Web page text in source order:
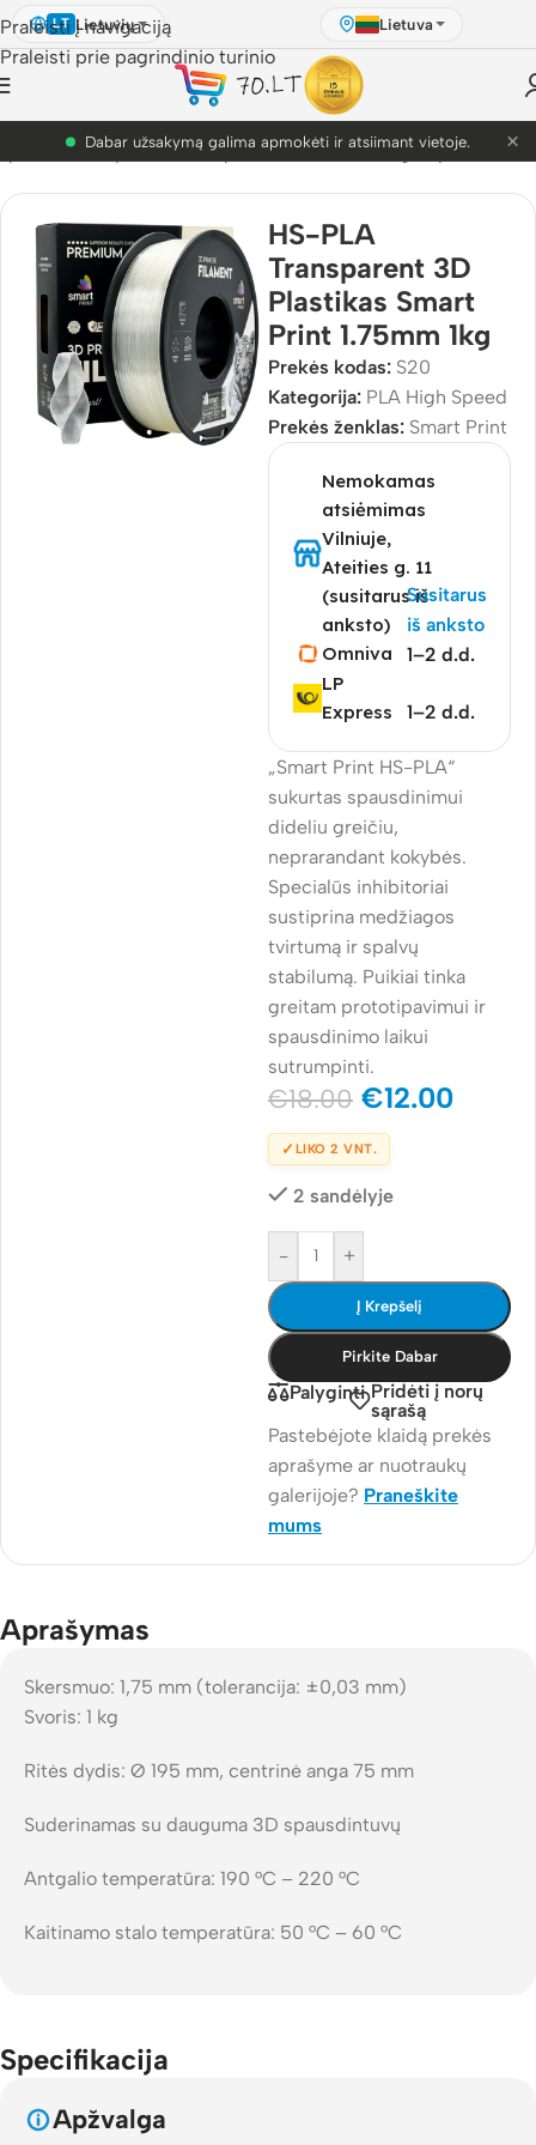
Praleisti į navigaciją
Praleisti prie pagrindinio turinio
LT Lietuvių Lietuva
PETG akcija! Dabar nuo 9.99€. ×
plastikai/3D plastikai/PLA/ PLA High Speed
HS-PLA
Transparent 3D
Plastikas Smart
Print 1.75mm 1kg
Prekės kodas: S20
Kategorija: PLA High Speed
Prekės ženklas: Smart Print
Nemokamas
atsiėmimas
Vilniuje,
Ateities g. 11
(susitarus iš
anksto)
Susitarus
iš anksto
Omniva
1–2 d.d.
LP
Express
1–2 d.d.
„Smart Print HS-PLA“
sukurtas spausdinimui
dideliu greičiu,
neprarandant kokybės.
Specialūs inhibitoriai
sustiprina medžiagos
tvirtumą ir spalvų
stabilumą. Puikiai tinka
greitam prototipavimui ir
spausdinimo laikui
sutrumpinti.
€18.00 €12.00
✓ LIKO 2 VNT.
2 sandėlyje
- +
Į Krepšelį
Pirkite Dabar
Palyginti Pridėti į norų
sąrašą
Pastebėjote klaidą prekės
aprašyme ar nuotraukų
galerijoje? Praneškite
mums
Aprašymas
Skersmuo: 1,75 mm (tolerancija: ±0,03 mm)
Svoris: 1 kg
Ritės dydis: Ø 195 mm, centrinė anga 75 mm
Suderinamas su dauguma 3D spausdintuvų
Antgalio temperatūra: 190 °C – 220 °C
Kaitinamo stalo temperatūra: 50 °C – 60 °C
Specifikacija
Apžvalga